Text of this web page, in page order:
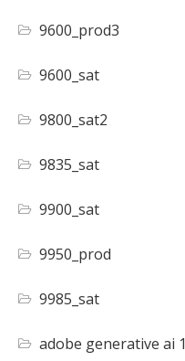
9600_prod3
9600_sat
9800_sat2
9835_sat
9900_sat
9950_prod
9985_sat
adobe generative ai 1